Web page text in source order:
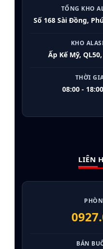
TỔNG KHO
Số 168 Sài Đồng,
KHO
Ấp Kế Mỹ,
THỜI
08:00 -
LIÊN
BÁN